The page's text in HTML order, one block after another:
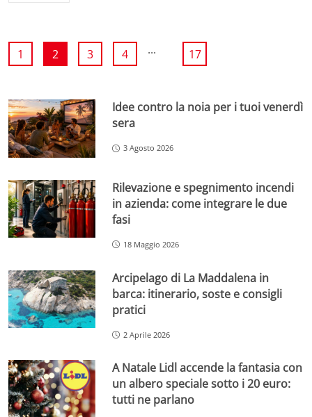
1 2 3 4 ... 17
Idee contro la noia per i tuoi venerdì
sera
3 Agosto 2026
Rilevazione e spegnimento incendi
in azienda: come integrare le due
fasi
18 Maggio 2026
Arcipelago di La Maddalena in
barca: itinerario, soste e consigli
pratici
2 Aprile 2026
A Natale Lidl accende la fantasia con
un albero speciale sotto i 20 euro:
tutti ne parlano